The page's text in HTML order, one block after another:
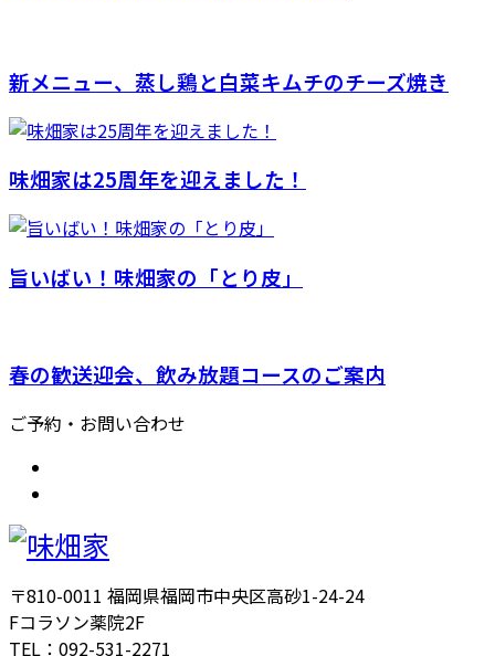
新メニュー、蒸し鶏と白菜キムチのチーズ焼き
味畑家は25周年を迎えました！
旨いばい！味畑家の「とり皮」
春の歓送迎会、飲み放題コースのご案内
ご予約・お問い合わせ
〒810-0011 福岡県福岡市中央区高砂1-24-24
Fコラソン薬院2F
TEL：092-531-2271